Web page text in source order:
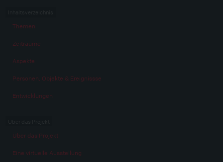
Themen
Zeiträume
Aspekte
Personen, Objekte & Ereignissse
Entwicklungen
Über das Projekt
Eine virtuelle Ausstellung